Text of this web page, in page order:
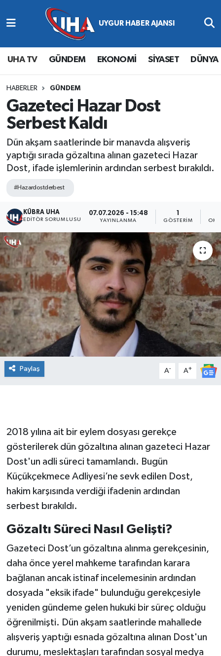
UHA TV GÜNDEM EKONOMİ SİYASET DÜNYA
HABERLER GÜNDEM
Gazeteci Hazar Dost
Serbest Kaldı
Dün akşam saatlerinde bir manavda alışveriş
yaptığı sırada gözaltına alınan gazeteci Hazar
Dost, ifade işlemlerinin ardından serbest bırakıldı.
#Hazardostderbest
KÜBRA UHA
EDİTÖR SORUMLUSU
07.07.2026 - 15:48
YAYINLANMA GÖSTERIM
Paylaş A- A+
2018 yılına ait bir eylem dosyası gerekçe
gösterilerek dün gözaltına alınan gazeteci Hazar
Dost'un adli süreci tamamlandı. Bugün
Küçükçekmece Adliyesi’ne sevk edilen Dost,
hakim karşısında verdiği ifadenin ardından
serbest bırakıldı.
Gözaltı Süreci Nasıl Gelişti?
Gazeteci Dost’un gözaltına alınma gerekçesinin,
daha önce yerel mahkeme tarafından karara
bağlanan ancak istinaf incelemesinin ardından
dosyada "eksik ifade" bulunduğu gerekçesiyle
yeniden gündeme gelen hukuki bir süreç olduğu
öğrenilmişti. Dün akşam saatlerinde mahallede
alışveriş yaptığı esnada gözaltına alınan Dost'un
durumu, meslektaşları tarafından sosyal medya
Abone Ol
Gündem
Ekonomi
Magazin
Siyaset
Spor
Yaşam
Nöbetçi Eczaneler
Hava Durumu
Namaz Vakitleri
Trafik Durumu
Süper Lig Puan Durumu ve Fikstür
Tüm Manşetler
Son Dakika Haberleri
Haber Arşivi